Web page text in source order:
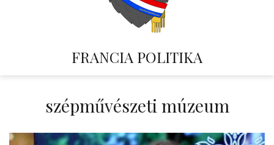
FRANCIA POLITIKA
szépművészeti múzeum